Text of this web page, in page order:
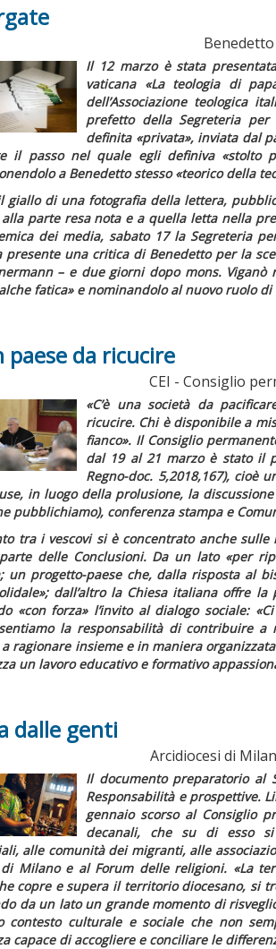
Il 12 marzo è stata
vaticana «La teologia di
dell’Associazione teologica
prefetto della Segreteria
definita «privata», inviata dal
il passo nel quale egli definiva «stolto
a Benedetto stesso«teorico della
giallo di una fotografia della lettera,
parte resa nota e a quella letta nella
dei media, sabato 17 la Segreteria
presente una critica di Benedetto per la
– e due giorni dopo mons.
fatica»e nominandolo al nuovo ruolo di
paese da ricucire
CEI - Consiglio
«C’è una società da
ricucire. Chi è disponibile a
fianco». Il Consiglio
dal 19 al 21 marzo è stato il
Regno-doc. 5,2018,167), cioè
in luogo della prolusione, la
pubblichiamo), conferenza stampa e
tra i vescovi si è concentrato anche
delle Conclusioni. Da un lato «per
un progetto-paese che, dalla risposta al
dall’altro la Chiesa italiana offre
«con forza» l’invito al dialogo sociale:
la responsabilità di contribuire a
ragionare insieme e in maniera
un lavoro educativo e formativo
dalle genti
Arcidiocesi di
Il documento preparatorio al
Responsabilità e prospettive.
gennaio scorso al Consiglio
decanali, che su di esso si
alle comunità dei migranti, alle
Milano e al Forum delle religioni. «La
copre e supera il territorio diocesano, si
da un lato un grande momento di
contesto culturale e sociale che non
capace di accogliere e conciliare le